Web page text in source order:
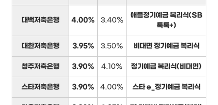
대백저축은행 4.00% 3.40%
애플정기예금 복리식(SB
톡톡+)
대한저축은행 3.95% 3.50% 비대면 정기예금 복리식
청주저축은행 3.90% 4.10% 정기예금 복리식(비대면)
스타저축은행 3.90% 4.00% 스타 e_정기예금 복리식